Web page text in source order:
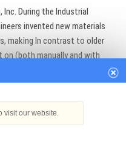
Inc. During the Industrial
invented new materials
making In contrast to older
on (both manually and with
visit our website.